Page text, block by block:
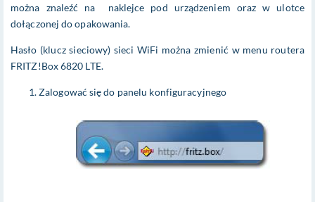
można znaleźć na naklejce pod urządzeniem oraz w ulotce
dołączonej do opakowania.
Hasło (klucz sieciowy) sieci WiFi można zmienić w menu routera
FRITZ!Box 6820 LTE.
Zalogować się do panelu konfiguracyjnego